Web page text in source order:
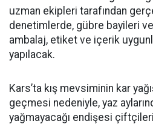
uzman ekipleri tarafından
denetimlerde, gübre bayileri
ambalaj, etiket ve içerik
yapılacak.
Kars’ta kış mevsiminin kar
geçmesi nedeniyle, yaz
yağmayacağı endişesi